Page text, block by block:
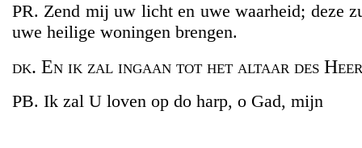
PR. Zend mij uw licht en uwe waarheid; deze
uwe heilige woningen brengen.
dk. En ik zal ingaan tot het altaar des
PB. Ik zal U loven op do harp, o Gad, mijn